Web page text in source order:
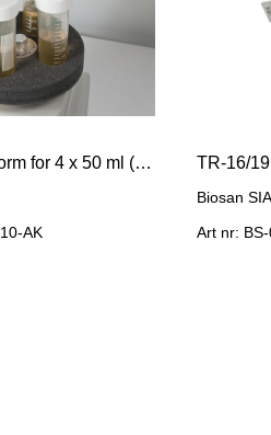
SV-4/30, platform for 4 x 50 ml (30 mm) tubes
AK
Biosan SIA
Art nr: